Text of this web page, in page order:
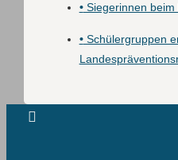
•Siegerinnen beim
•Schülergruppen